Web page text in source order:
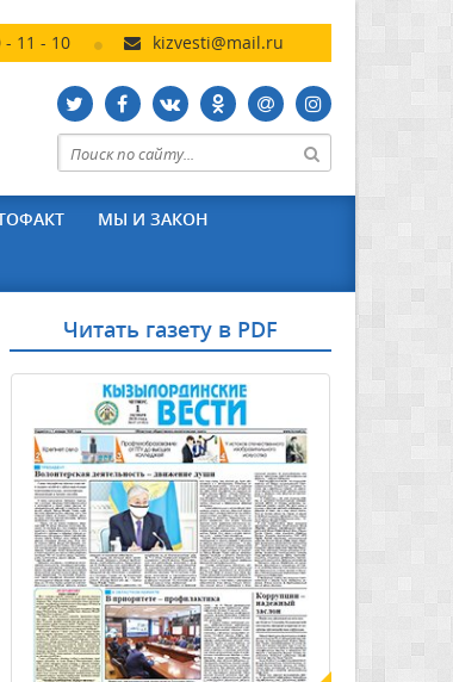
- 11 - 10 kizvesti@mail.ru
МЫ И ЗАКОН
Читать газету в PDF